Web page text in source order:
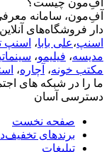
آفِ‌مون، سامانه
دار فروشگاه‌های
اسنپ،علی بابا، اسنپ
مدیسه، فیلیمو،
مکتب خونه، آچاره،
ما را در شبکه های
دسترسی آسان
صفحه نخست
برندهای
تبلیغات